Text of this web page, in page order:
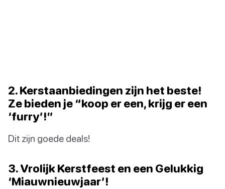
2. Kerstaanbiedingen zijn het beste!
Ze bieden je “koop er een, krijg er een
‘furry’!”
Dit zijn goede deals!
3. Vrolijk Kerstfeest en een Gelukkig
‘Miauwnieuwjaar’!